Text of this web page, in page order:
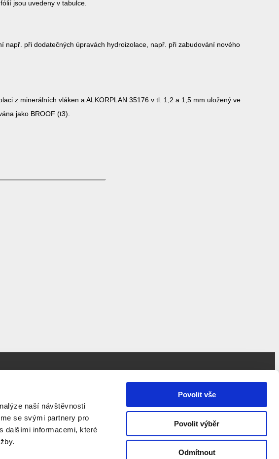
naší návštěvnosti
se svými partnery pro
dalšími informacemi, které
Povolit vše
Povolit výběr
Odmítnout
jsou uvedeny v tabulce.
při dodatečných úpravách hydroizolace, např. při zabudování nového
z minerálních vláken a ALKORPLAN 35176 v tl. 1,2 a 1,5 mm uložený ve
jako BROOF (t3).
dlouhé životnosti.“